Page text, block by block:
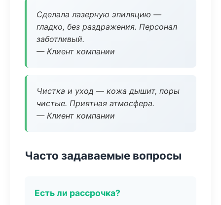
Сделала лазерную эпиляцию —
гладко, без раздражения. Персонал
заботливый.
— Клиент компании
Чистка и уход — кожа дышит, поры
чистые. Приятная атмосфера.
— Клиент компании
Часто задаваемые вопросы
Есть ли рассрочка?